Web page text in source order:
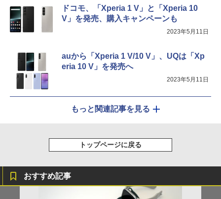
ドコモ、「Xperia 1 V」と「Xperia 10
V」を発売、購入キャンペーンも
2023年5月11日
auから「Xperia 1 V/10 V」、UQは「Xp
eria 10 V」を発売へ
2023年5月11日
もっと関連記事を見る
トップページに戻る
おすすめ記事